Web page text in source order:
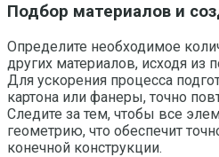
Подбор материалов и
Определите необходимое
других материалов, исходя из
Для ускорения процесса
картона или фанеры, точно
Следите за тем, чтобы все
геометрию, что обеспечит
конечной конструкции.